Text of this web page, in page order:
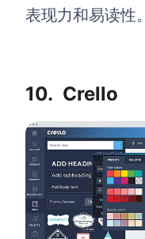
表现力和易读性。
10. Crello